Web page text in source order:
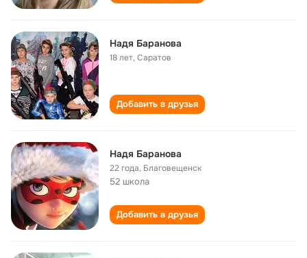
Надя Баранова
18 лет,Саратов
Добавить в друзья
Надя Баранова
22 года, Благовещенск
52 школа
Добавить в друзья